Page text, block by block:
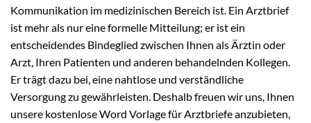
Kommunikation im medizinischen Bereich ist. Ein Arztbrief
ist mehr als nur eine formelle Mitteilung; er ist ein
entscheidendes Bindeglied zwischen Ihnen als Ärztin oder
Arzt, Ihren Patienten und anderen behandelnden Kollegen.
Er trägt dazu bei, eine nahtlose und verständliche
Versorgung zu gewährleisten. Deshalb freuen wir uns, Ihnen
unsere kostenlose Word Vorlage für Arztbriefe anzubieten,